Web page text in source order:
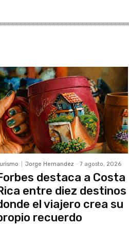
Jorge Hernandez - 7 agosto, 2026
destaca a Costa
entre diez destinos
el viajero crea su
recuerdo